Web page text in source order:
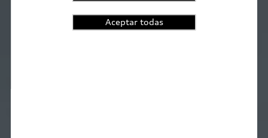
Aceptar todas